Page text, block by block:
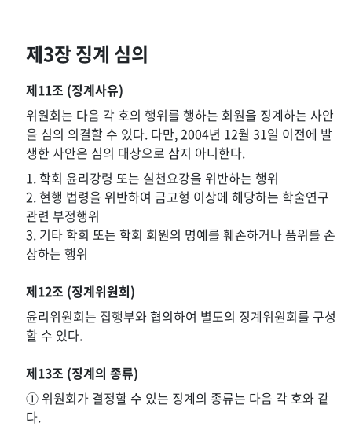
제3장 징계 심의
제11조 (징계사유)
위원회는 다음 각 호의 행위를 행하는 회원을 징계하는 사안
을 심의 의결할 수 있다. 다만, 2004년 12월 31일 이전에 발
생한 사안은 심의 대상으로 삼지 아니한다.
1. 학회 윤리강령 또는 실천요강을 위반하는 행위
2. 현행 법령을 위반하여 금고형 이상에 해당하는 학술연구
관련 부정행위
3. 기타 학회 또는 학회 회원의 명예를 훼손하거나 품위를 손
상하는 행위
제12조 (징계위원회)
윤리위원회는 집행부와 협의하여 별도의 징계위원회를 구성
할 수 있다.
제13조 (징계의 종류)
① 위원회가 결정할 수 있는 징계의 종류는 다음 각 호와 같
다.